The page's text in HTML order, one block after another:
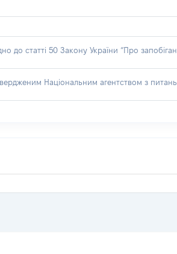
до статті 50 Закону України “Про
Національним агентством з питань